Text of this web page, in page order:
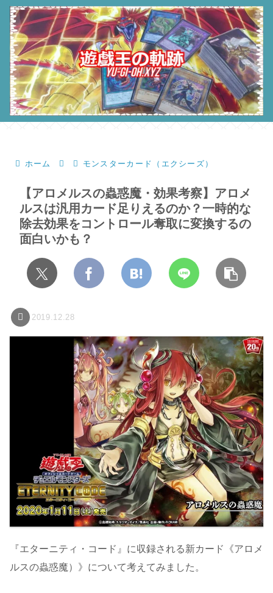
ホーム モンスターカード（エクシーズ）
【アロメルスの蟲惑魔・効果考察】アロメ
ルスは汎用カード足りえるのか？一時的な
除去効果をコントロール奪取に変換するの
面白いかも？
2019.12.28
『エターニティ・コード』に収録される新カード《アロメ
ルスの蟲惑魔）》について考えてみました。